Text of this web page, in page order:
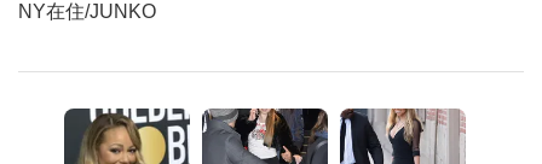
NY在住/JUNKO